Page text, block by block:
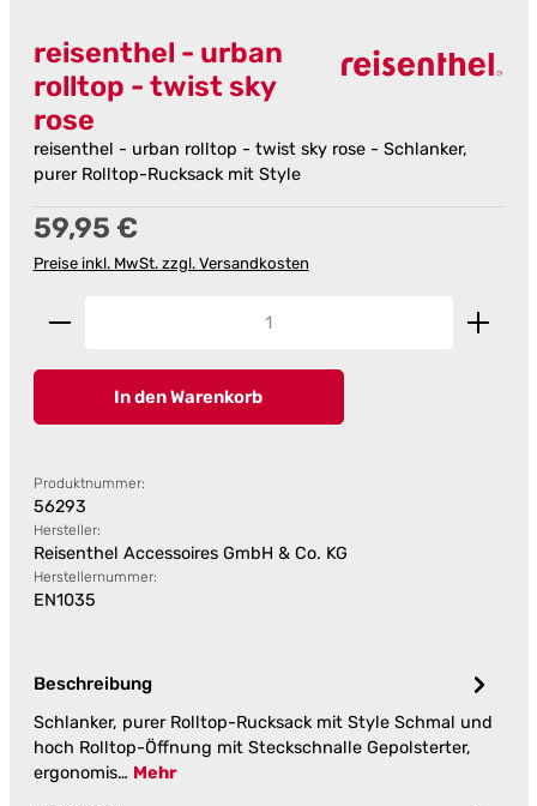
reisenthel - urban
rolltop - twist sky
rose
reisenthel - urban rolltop - twist sky rose - Schlanker,
purer Rolltop-Rucksack mit Style
Regulärer Preis:
59,95 €
Preise inkl. MwSt. zzgl. Versandkosten
Produkt Anzahl: Gib den gewünschten Wert ein
In den Warenkorb
Produktnummer:
56293
Hersteller:
Reisenthel Accessoires GmbH & Co. KG
Herstellernummer:
EN1035
Beschreibung
Schlanker, purer Rolltop-Rucksack mit Style Schmal und
hoch Rolltop-Öffnung mit Steckschnalle Gepolsterter,
ergonomis… Mehr